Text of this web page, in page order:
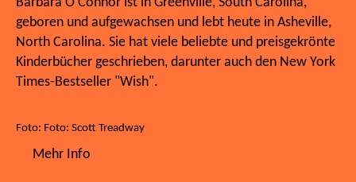
geboren und aufgewachsen und lebt heute in Asheville,
North Carolina. Sie hat viele beliebte und preisgekrönte
Kinderbücher geschrieben, darunter auch den New York
Times-Bestseller "Wish".
Foto: Foto: Scott Treadway
Mehr Info